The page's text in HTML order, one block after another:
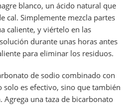
blanco, un ácido natural que
cal. Simplemente mezcla partes
caliente, y viértelo en las
durante unas horas antes
para eliminar los residuos.
de sodio combinado con
solo es efectivo, sino que también
Agrega una taza de bicarbonato